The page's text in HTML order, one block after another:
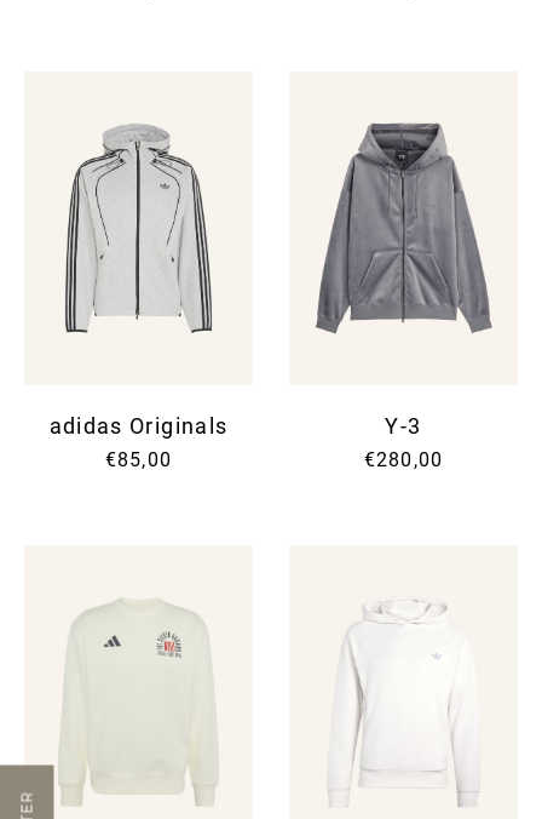
adidas Originals
€85,00
Y-3
€280,00